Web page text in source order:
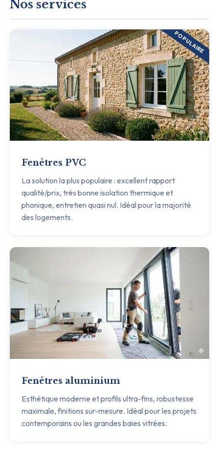
Nos services
POPULAIRE
Fenêtres PVC
La solution la plus populaire : excellent rapport
qualité/prix, très bonne isolation thermique et
phonique, entretien quasi nul. Idéal pour la majorité
des logements.
Fenêtres aluminium
Esthétique moderne et profils ultra-fins, robustesse
maximale, finitions sur-mesure. Idéal pour les projets
contemporains ou les grandes baies vitrées.